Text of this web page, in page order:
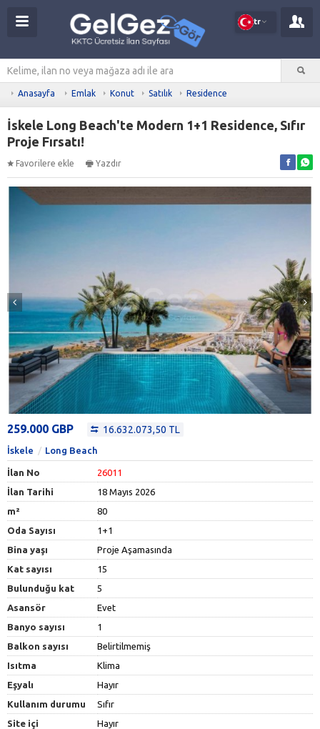
tr
Anasayfa Emlak Konut Satılık Residence
İskele Long Beach'te Modern 1+1 Residence, Sıfır
Proje Fırsatı!
Favorilere ekle Yazdır
259.000 GBP 16.632.073,50 TL
İskele Long Beach
İlan No
26011
İlan Tarihi
18 Mayıs 2026
m²
80
Oda Sayısı
1+1
Bina yaşı
Proje Aşamasında
Kat sayısı
15
Bulunduğu kat
5
Asansör
Evet
Banyo sayısı
1
Balkon sayısı
Belirtilmemiş
Isıtma
Klima
Eşyalı
Hayır
Kullanım durumu
Sıfır
Site içi
Hayır